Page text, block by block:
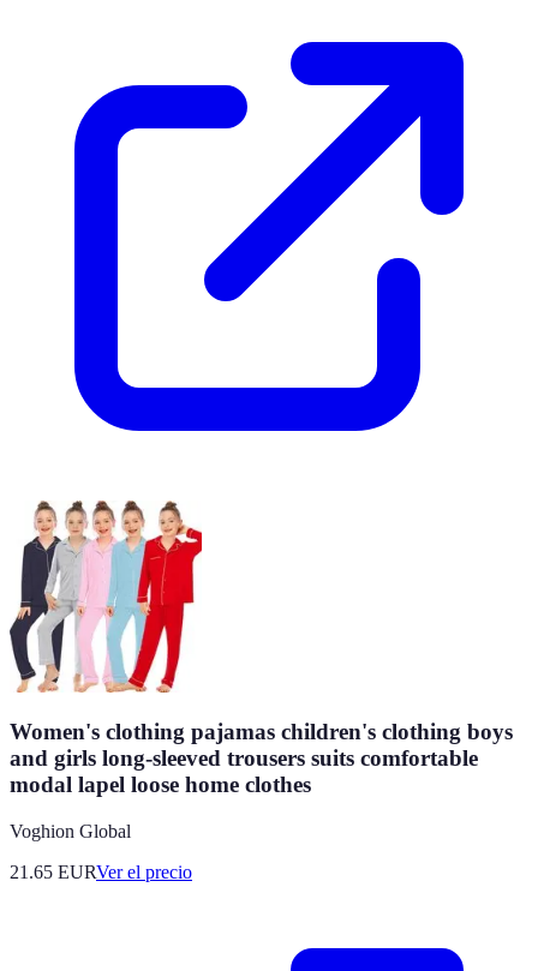
Women's clothing pajamas children's clothing boys
and girls long-sleeved trousers suits comfortable
modal lapel loose home clothes
Voghion Global
21.65 EURVer el precio